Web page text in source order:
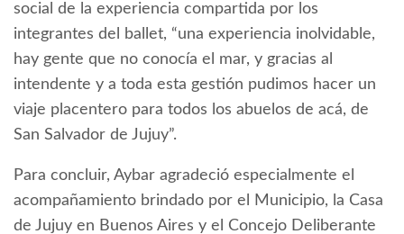
social de la experiencia compartida por los
integrantes del ballet, “una experiencia inolvidable,
hay gente que no conocía el mar, y gracias al
intendente y a toda esta gestión pudimos hacer un
viaje placentero para todos los abuelos de acá, de
San Salvador de Jujuy”.
Para concluir, Aybar agradeció especialmente el
acompañamiento brindado por el Municipio, la Casa
de Jujuy en Buenos Aires y el Concejo Deliberante